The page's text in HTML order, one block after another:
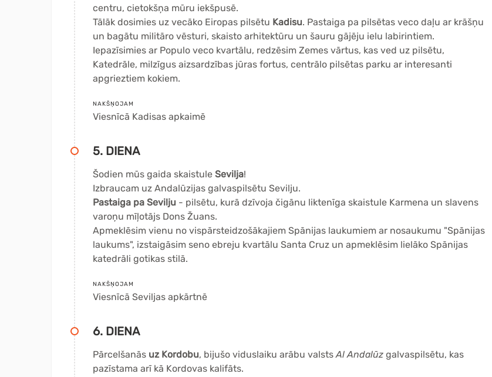
centru, cietokšņa mūru iekšpusē.
Tālāk dosimies uz vecāko Eiropas pilsētu Kadisu. Pastaiga pa pilsētas veco daļu ar krāšņu
un bagātu militāro vēsturi, skaisto arhitektūru un šauru gājēju ielu labirintiem.
Iepazīsimies ar Populo veco kvartālu, redzēsim Zemes vārtus, kas ved uz pilsētu,
Katedrāle, milzīgus aizsardzības jūras fortus, centrālo pilsētas parku ar interesanti
apgrieztiem kokiem.
NAKŠŅOJAM
Viesnīcā Kadisas apkaimē
5. DIENA
Šodien mūs gaida skaistule Sevilja!
Izbraucam uz Andalūzijas galvaspilsētu Sevilju.
Pastaiga pa Sevilju - pilsētu, kurā dzīvoja čigānu liktenīga skaistule Karmena un slavens
varoņu mīļotājs Dons Žuans.
Apmeklēsim vienu no vispārsteidzošākajiem Spānijas laukumiem ar nosaukumu "Spānijas
laukums", izstaigāsim seno ebreju kvartālu Santa Cruz un apmeklēsim lielāko Spānijas
katedrāli gotikas stilā.
NAKŠŅOJAM
Viesnīcā Seviljas apkārtnē
6. DIENA
Pārcelšanās uz Kordobu, bijušo viduslaiku arābu valstsAl Andalūz galvaspilsētu, kas
pazīstama arī kā Kordovas kalifāts.